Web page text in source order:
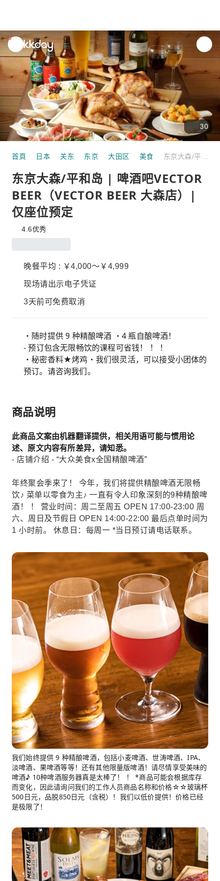
unread
notifications
30
首頁 日本 关东 东京 大田区 美食
东京大森/平和岛 | 啤酒吧VECTOR
BEER（VECTOR BEER 大森店）|
仅座位预定
4.6优秀
晚餐平均 : ￥4,000～￥4,999
现场请出示电子凭证
3天前可免费取消
・随时提供 9 种精酿啤酒 ・4 瓶自酿啤酒！
- 预订包含无限畅饮的课程可省钱！ ！ ！
・秘密香料★烤鸡・我们很灵活，可以接受小团体的
预订。请咨询我们。
商品说明
此商品文案由机器翻译提供，相关用语可能与惯用论
述、原文内容有所差异，请知悉。
- 店铺介绍 - “大众美食x全国精酿啤酒”
年终聚会季来了！ 今年，我们将提供精酿啤酒无限畅
饮♪ 菜单以零食为主♪ 一直有令人印象深刻的9种精酿啤
酒！ ！ 营业时间：周二至周五 OPEN 17:00-23:00 周
六、周日及节假日 OPEN 14:00-22:00 最后点单时间为
1 小时前。 休息日：每周一 *当日预订请电话联系。
我们始终提供 9 种精酿啤酒，包括小麦啤酒、世涛啤酒、IPA、
淡啤酒、果啤酒等等！还有其他限量版啤酒！请尽情享受美味的
啤酒♪ 10种啤酒服务器真是太棒了！ ！ *商品可能会根据库存
而变化，因此请询问我们的工作人员商品名称和价格☆☆玻璃杯
500日元，品脱850日元（含税）！我们以低价提供！价格已经
是极限了！